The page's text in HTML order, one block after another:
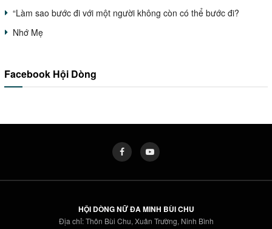
“Làm sao bước đi với một người không còn có thể bước đi?
Nhớ Mẹ
Facebook Hội Dòng
HỘI DÒNG NỮ ĐA MINH BÙI CHU
Địa chỉ: Thôn Bùi Chu, Xuân Trường, Ninh Bình